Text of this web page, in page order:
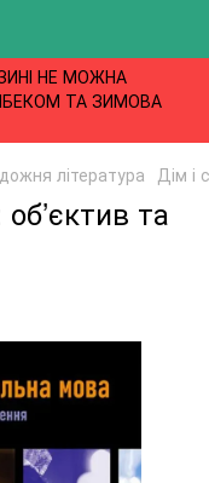
НЕ МОЖНА
ТА ЗИМОВА
література Дім і
та